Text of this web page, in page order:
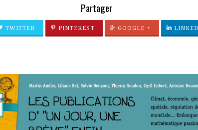
Partager
TWITTER PINTEREST GOOGLE +